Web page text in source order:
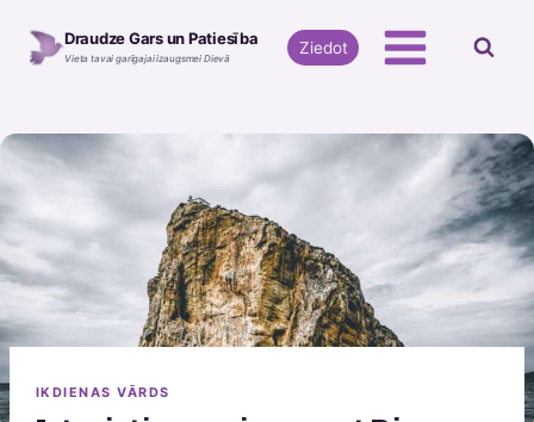
Draudze Gars un Patiesība
Vieta tavai garīgajai izaugsmei Dievā
Ziedot
IKDIENAS VĀRDS